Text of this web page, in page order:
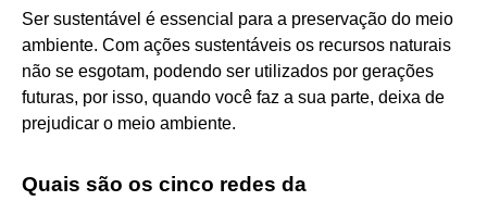
Ser sustentável é essencial para a preservação do meio
ambiente. Com ações sustentáveis os recursos naturais
não se esgotam, podendo ser utilizados por gerações
futuras, por isso, quando você faz a sua parte, deixa de
prejudicar o meio ambiente.
Quais são os cinco redes da